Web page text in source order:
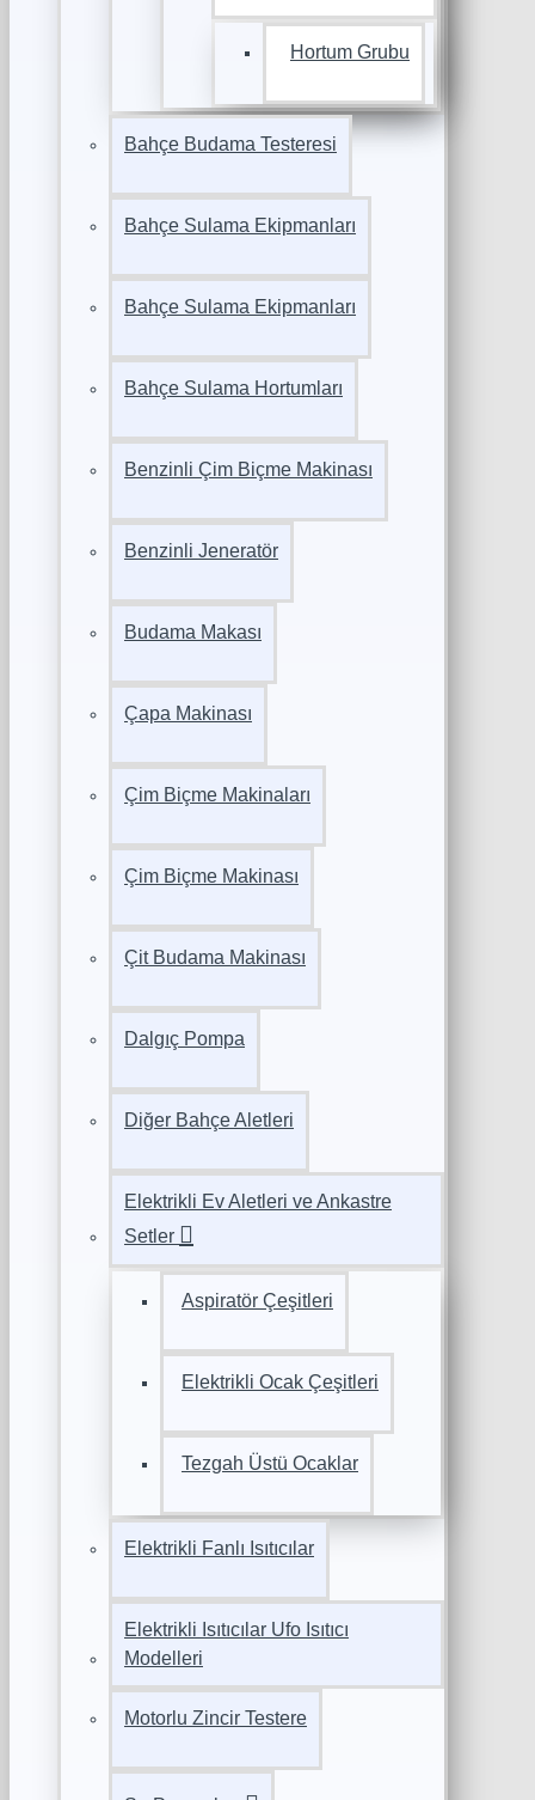
Hortum Grubu
Bahçe Budama Testeresi
Bahçe Sulama Ekipmanları
Bahçe Sulama Ekipmanları
Bahçe Sulama Hortumları
Benzinli Çim Biçme Makinası
Benzinli Jeneratör
Budama Makası
Çapa Makinası
Çim Biçme Makinaları
Çim Biçme Makinası
Çit Budama Makinası
Dalgıç Pompa
Diğer Bahçe Aletleri
Elektrikli Ev Aletleri ve Ankastre
Setler
Aspiratör Çeşitleri
Elektrikli Ocak Çeşitleri
Tezgah Üstü Ocaklar
Elektrikli Fanlı Isıtıcılar
Elektrikli Isıtıcılar Ufo Isıtıcı
Modelleri
Motorlu Zincir Testere